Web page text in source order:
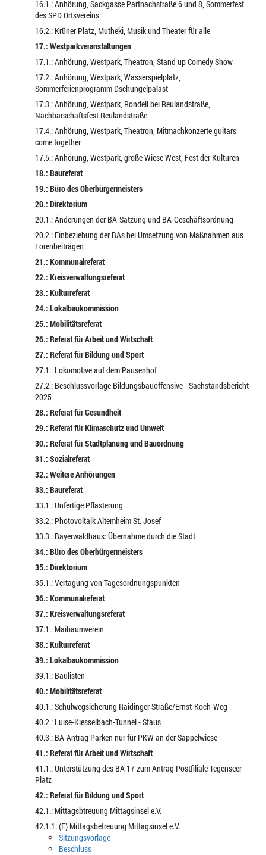
16.1.: Anhörung, Sackgasse Partnachstraße 6 und 8, Sommerfest
des SPD Ortsvereins
16.2.: Krüner Platz, Mutheki, Musik und Theater für alle
17.: Westparkveranstaltungen
17.1.: Anhörung, Westpark, Theatron, Stand up Comedy Show
17.2.: Anhörung, Westpark, Wasserspielplatz,
Sommerferienprogramm Dschungelpalast
17.3.: Anhörung, Westpark, Rondell bei Reulandstraße,
Nachbarschaftsfest Reulandstraße
17.4.: Anhörung, Westpark, Theatron, Mitmachkonzerte guitars
come together
17.5.: Anhörung, Westpark, große Wiese West, Fest der Kulturen
18.: Baureferat
19.: Büro des Oberbürgermeisters
20.: Direktorium
20.1.: Änderungen der BA-Satzung und BA-Geschäftsordnung
20.2.: Einbeziehung der BAs bei Umsetzung von Maßnahmen aus
Forenbeiträgen
21.: Kommunalreferat
22.: Kreisverwaltungsreferat
23.: Kulturreferat
24.: Lokalbaukommission
25.: Mobilitätsreferat
26.: Referat für Arbeit und Wirtschaft
27.: Referat für Bildung und Sport
27.1.: Lokomotive auf dem Pausenhof
27.2.: Beschlussvorlage Bildungsbauoffensive - Sachstandsbericht
2025
28.: Referat für Gesundheit
29.: Referat für Klimaschutz und Umwelt
30.: Referat für Stadtplanung und Bauordnung
31.: Sozialreferat
32.: Weitere Anhörungen
33.: Baureferat
33.1.: Unfertige Pflasterung
33.2.: Photovoltaik Altemheim St. Josef
33.3.: Bayerwaldhaus: Übernahme durch die Stadt
34.: Büro des Oberbürgermeisters
35.: Direktorium
35.1.: Vertagung von Tagesordnungspunkten
36.: Kommunalreferat
37.: Kreisverwaltungsreferat
37.1.: Maibaumverein
38.: Kulturreferat
39.: Lokalbaukommission
39.1.: Baulisten
40.: Mobilitätsreferat
40.1.: Schulwegsicherung Raidinger Straße/Ernst-Koch-Weg
40.2.: Luise-Kiesselbach-Tunnel - Staus
40.3.: BA-Antrag Parken nur für PKW an der Sappelwiese
41.: Referat für Arbeit und Wirtschaft
41.1.: Unterstützung des BA 17 zum Antrag Postfiliale Tegenseer
Platz
42.: Referat für Bildung und Sport
42.1.: Mittagsbtreuung Mittagsinsel e.V.
42.1.1: (E) Mittagsbetreuung Mittagsinsel e.V.
Sitzungsvorlage
Beschluss